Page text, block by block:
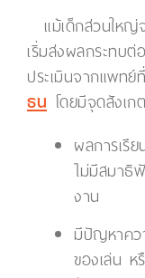
แม้เด็กส่วนให
เริ่มส่งผลกระทบต่
ประเมินจากแพทย์ที่
ธน โดยมีจุดสังเ
ผลการเรี
ไม่มีสมาธิ
งาน
มีปัญหาคว
ของเล่น ห